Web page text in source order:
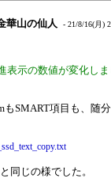
華山の仙人 - 21/8/16(月)
表示の数値が変化しま
もSMART項目も、随分
同じの様でした。